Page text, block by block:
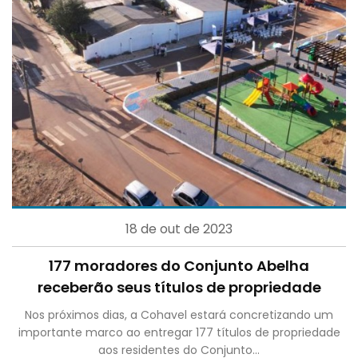
18 de out de 2023
177 moradores do Conjunto Abelha
receberão seus títulos de propriedade
Nos próximos dias, a Cohavel estará concretizando um
importante marco ao entregar 177 títulos de propriedade
aos residentes do Conjunto...